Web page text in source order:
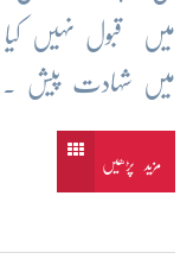
میں قبول نہیں
میں شہادت پیش
مزید پڑھیں